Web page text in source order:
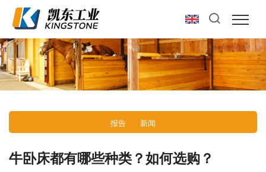
报告 新闻
牛卧床都有哪些种类？如何选购？